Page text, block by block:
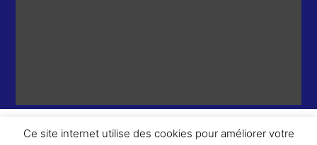
Ce site internet utilise des cookies pour améliorer votre